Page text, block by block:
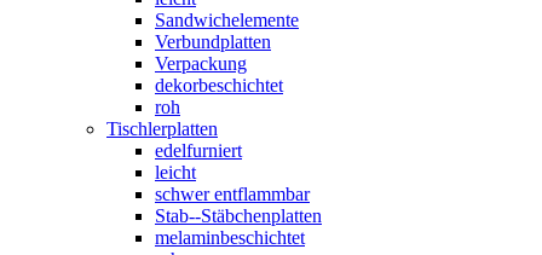
Sandwichelemente
Verbundplatten
Verpackung
dekorbeschichtet
roh
Tischlerplatten
edelfurniert
leicht
schwer entflammbar
Stab--Stäbchenplatten
melaminbeschichtet